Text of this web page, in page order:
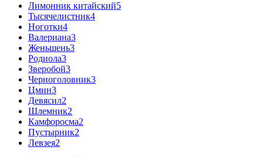
Лимонник китайский5
Тысячелистник4
Ноготки4
Валериана3
Женьшень3
Родиола3
Зверобой3
Черноголовник3
Цмин3
Девясил2
Шлемник2
Камфоросма2
Пустырник2
Левзея2